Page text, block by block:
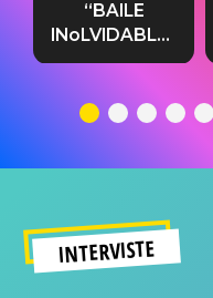
“BAILE
INoLVIDABLE”:
testo,
significato
INTERVISTE